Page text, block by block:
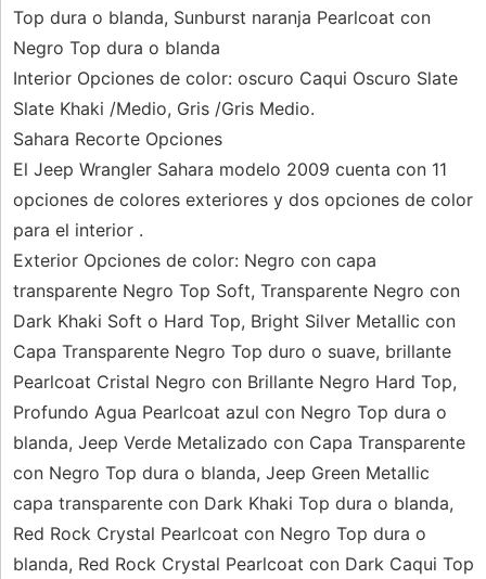
Top dura o blanda, Sunburst naranja Pearlcoat con
Negro Top dura o blanda
Interior Opciones de color: oscuro Caqui Oscuro Slate
Slate Khaki /Medio, Gris /Gris Medio.
Sahara Recorte Opciones
El Jeep Wrangler Sahara modelo 2009 cuenta con 11
opciones de colores exteriores y dos opciones de color
para el interior .
Exterior Opciones de color: Negro con capa
transparente Negro Top Soft, Transparente Negro con
Dark Khaki Soft o Hard Top, Bright Silver Metallic con
Capa Transparente Negro Top duro o suave, brillante
Pearlcoat Cristal Negro con Brillante Negro Hard Top,
Profundo Agua Pearlcoat azul con Negro Top dura o
blanda, Jeep Verde Metalizado con Capa Transparente
con Negro Top dura o blanda, Jeep Green Metallic
capa transparente con Dark Khaki Top dura o blanda,
Red Rock Crystal Pearlcoat con Negro Top dura o
blanda, Red Rock Crystal Pearlcoat con Dark Caqui Top